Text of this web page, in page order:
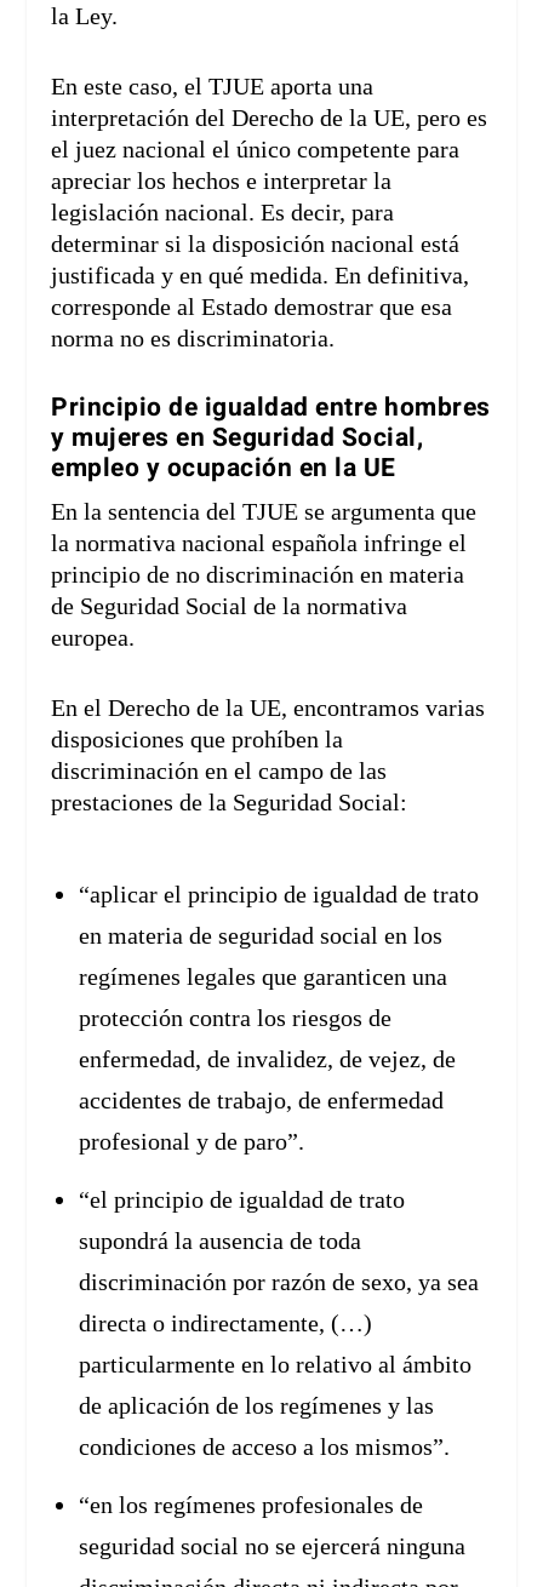
la Ley.
En este caso, el TJUE aporta una
interpretación del Derecho de la UE, pero es
el juez nacional el único competente para
apreciar los hechos e interpretar la
legislación nacional. Es decir, para
determinar si la disposición nacional está
justificada y en qué medida. En definitiva,
corresponde al Estado demostrar que esa
norma no es discriminatoria.
Principio de igualdad entre hombres
y mujeres en Seguridad Social,
empleo y ocupación en la UE
En la sentencia del TJUE se argumenta que
la normativa nacional española infringe el
principio de no discriminación en materia
de Seguridad Social de la normativa
europea.
En el Derecho de la UE, encontramos varias
disposiciones que prohíben la
discriminación en el campo de las
prestaciones de la Seguridad Social:
“aplicar el principio de igualdad de trato
en materia de seguridad social en los
regímenes legales que garanticen una
protección contra los riesgos de
enfermedad, de invalidez, de vejez, de
accidentes de trabajo, de enfermedad
profesional y de paro”.
“el principio de igualdad de trato
supondrá la ausencia de toda
discriminación por razón de sexo, ya sea
directa o indirectamente, (…)
particularmente en lo relativo al ámbito
de aplicación de los regímenes y las
condiciones de acceso a los mismos”.
“en los regímenes profesionales de
seguridad social no se ejercerá ninguna